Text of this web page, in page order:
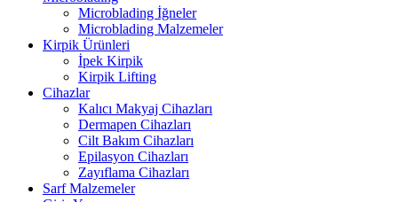
Microblading İğneler
Microblading Malzemeler
Kirpik Ürünleri
İpek Kirpik
Kirpik Lifting
Cihazlar
Kalıcı Makyaj Cihazları
Dermapen Cihazları
Cilt Bakım Cihazları
Epilasyon Cihazları
Zayıflama Cihazları
Sarf Malzemeler